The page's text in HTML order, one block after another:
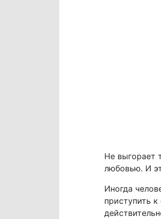
Не выгорает
любовью. И
Иногда
приступить